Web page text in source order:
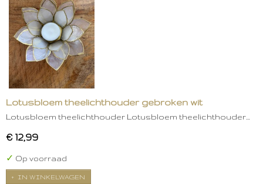
Lotusbloem theelichthouder gebroken wit
Lotusbloem theelichthouder Lotusbloem theelichthouder…
€ 12,99
✓ Op voorraad
IN WINKELWAGEN